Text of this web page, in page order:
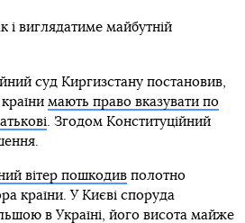
і виглядатиме майбутній
суд Киргизстану постановив,
мають право вказувати по
. Згодом Конституційний
вітер пошкодивполотно
країни. У Києві споруда
в Україні, його висота майже